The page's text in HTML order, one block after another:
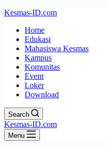
Kesmas-ID.com
Home
Edukasi
Mahasiswa Kesmas
Kampus
Komunitas
Event
Loker
Download
Search
Kesmas-ID.com
Menu